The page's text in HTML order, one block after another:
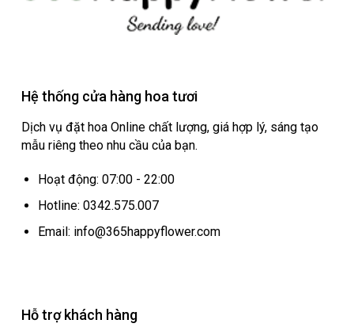
Hệ thống cửa hàng hoa tươi
Dịch vụ đặt hoa Online chất lượng, giá hợp lý, sáng tạo
mẫu riêng theo nhu cầu của bạn.
Hoạt động: 07:00 - 22:00
Hotline: 0342.575.007
Email: info@365happyflower.com
Hỗ trợ khách hàng